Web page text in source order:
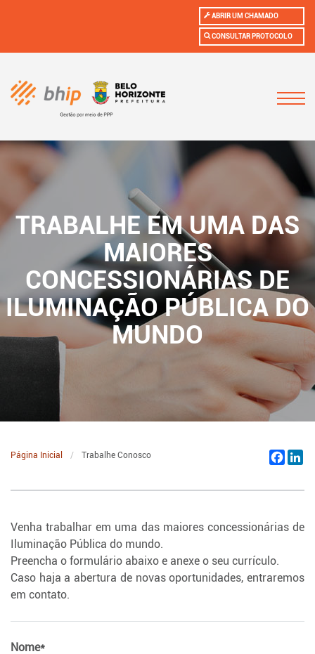
ABRIR UM CHAMADO
CONSULTAR PROTOCOLO
TRABALHE EM UMA DAS
MAIORES
CONCESSIONÁRIAS DE
ILUMINAÇÃO PÚBLICA DO
MUNDO
Página Inicial Trabalhe Conosco
Venha trabalhar em uma das maiores concessionárias de
Iluminação Pública do mundo.
Preencha o formulário abaixo e anexe o seu currículo.
Caso haja a abertura de novas oportunidades, entraremos
em contato.
Nome*